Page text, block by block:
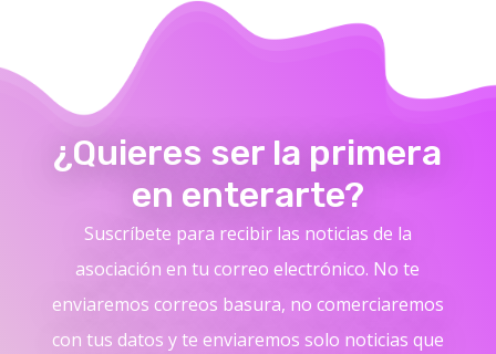
¿Quieres ser la primera
en enterarte?
Suscríbete para recibir las noticias de la
asociación en tu correo electrónico. No te
enviaremos correos basura, no comerciaremos
con tus datos y te enviaremos solo noticias que